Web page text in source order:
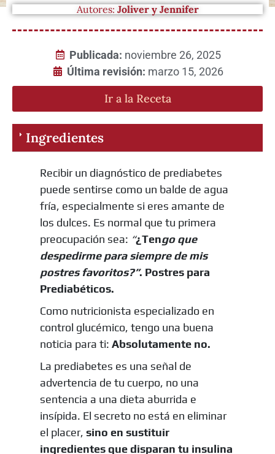
Autores: Joliver y Jennifer
Publicada: noviembre 26, 2025
Última revisión: marzo 15, 2026
Ir a la Receta
Ingredientes
Recibir un diagnóstico de prediabetes
puede sentirse como un balde de agua
fría, especialmente si eres amante de
los dulces. Es normal que tu primera
preocupación sea: “¿Tengo que
despedirme para siempre de mis
postres favoritos?”. Postres para
Prediabéticos.
Como nutricionista especializado en
control glucémico, tengo una buena
noticia para ti: Absolutamente no.
La prediabetes es una señal de
advertencia de tu cuerpo, no una
sentencia a una dieta aburrida e
insípida. El secreto no está en eliminar
el placer, sino en sustituir
ingredientes que disparan tu insulina